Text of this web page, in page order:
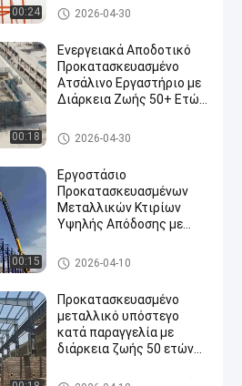
00:24 Αποθήκη χάλυβα
2026-04-30
00:18
Ενεργειακά Αποδοτικό
Προκατασκευασμένο
Ατσάλινο Εργαστήριο με
Διάρκεια Ζωής 50+ Ετών
Διάβρωση Κατασκευή
Κτίριο χάλυβα PEB
2026-04-30
00:15
Εργοστάσιο
Προκατασκευασμένων
Μεταλλικών Κτιρίων
Υψηλής Απόδοσης με
χλμ/ώρα και
Προσαρμόσιμο Μήκος
Αποθήκη χάλυβα
2026-04-10
Προκατασκευασμένο
μεταλλικό υπόστεγο
κατά παραγγελία με
διάρκεια ζωής 50 ετών
εγκατάσταση
Κατασκευή ατσάλινου υπόστ